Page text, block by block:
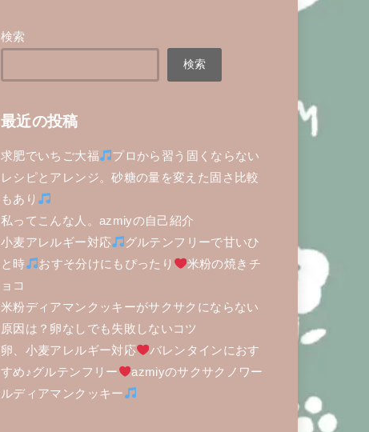
検索
検索
最近の投稿
求肥でいちご大福
プロから習う固くならない
レシピとアレンジ。砂糖の量を変えた固さ比較
もあり
私ってこんな人。azmiyの自己紹介
小麦アレルギー対応
グルテンフリーで甘いひ
と時
おすそ分けにもぴったり
米粉の焼きチ
ョコ
米粉ディアマンクッキーがサクサクにならない
原因は？卵なしでも失敗しないコツ
卵、小麦アレルギー対応
バレンタインにおす
すめ♪グルテンフリー
azmiyのサクサクノワー
ルディアマンクッキー